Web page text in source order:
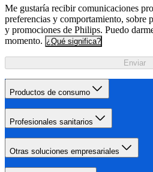
Me gustaría recibir comunicaciones
preferencias y comportamiento, sobre
y promociones de Philips. Puedo
momento. ¿Qué significa?
Enviar
Productos de consumo
Profesionales sanitarios
Otras soluciones empresariales